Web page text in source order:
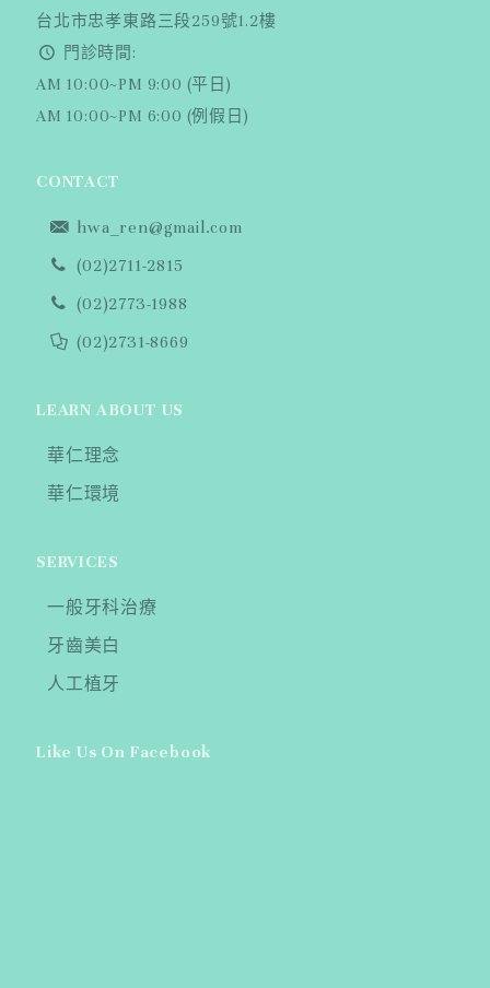
台北市忠孝東路三段259號1.2樓
門診時間:
AM 10:00~PM 9:00 (平日)
AM 10:00~PM 6:00 (例假日)
CONTACT
hwa_ren@gmail.com
(02)2711-2815
(02)2773-1988
(02)2731-8669
LEARN ABOUT US
華仁理念
華仁環境
SERVICES
一般牙科治療
牙齒美白
人工植牙
Like Us On Facebook